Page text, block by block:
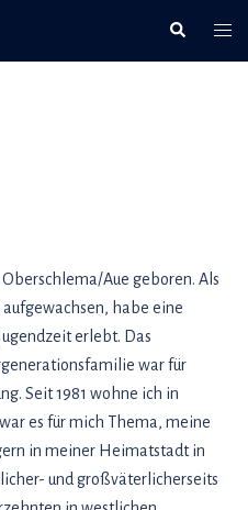
Oberschlema/Aue geboren. Als
habe eine
erlebt. Das
war für
Seit 1981 wohne ich in
es für mich Thema, meine
in meiner Heimatstadt in
und großväterlicherseits